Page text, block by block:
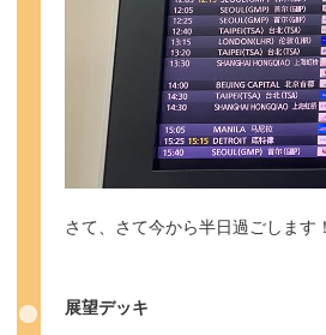
さて、さて今から半日過ごします
展望デッキ